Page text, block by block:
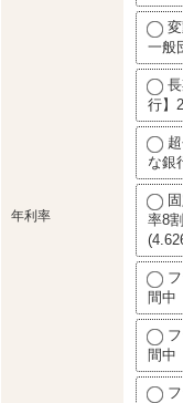
年利率
一般
行】
な銀
率8
間中
間中